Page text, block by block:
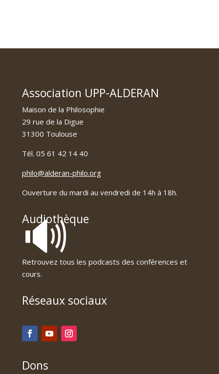
Association UPP-ALDERAN
Maison de la Philosophie
29 rue de la Digue
31300 Toulouse
Tél. 05 61 42 14 40
philo@alderan-philo.org
Ouverture du mardi au vendredi de 14h à 18h.
Audiothèque
🔊
Retrouvez tous les podcasts des conférences et
cours.
Réseaux sociaux
Dons